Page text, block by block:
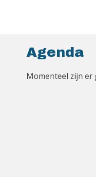
Agenda
Momenteel zijn er